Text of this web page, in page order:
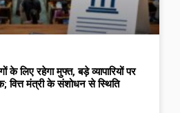
लिए रहेगा मुफ्त, बड़े व्यापारियों पर
मंत्री के संशोधन से स्थिति